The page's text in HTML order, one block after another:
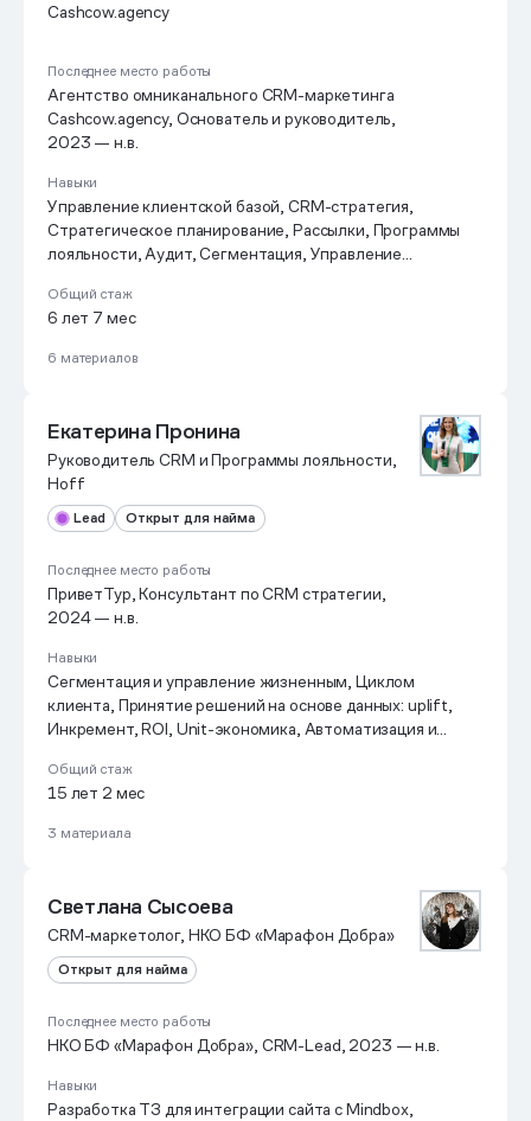
Cashcow.agency
Последнее место работы
Агентство омниканального CRM-маркетинга
Cashcow.agency, Основатель и руководитель,
2023 — н.в.
Общий стаж
6 лет 7 мес
Навыки
Управление клиентской базой, CRM-стратегия,
Стратегическое планирование, Рассылки, Программы
лояльности, Аудит, Сегментация, Управление
Персонализация
6 материалов
Екатерина Пронина
Руководитель CRM и Программы лояльности,
Hoff
Lead Открыт для найма
Последнее место работы
ПриветТур, Консультант по CRM стратегии,
2024 — н.в.
Общий стаж
15 лет 2 мес
Навыки
Сегментация и управление жизненным, Циклом
клиента, Принятие решений на основе данных: uplift,
Инкремент, ROI, Unit-экономика, Автоматизация и
Управление LTV и Retention Rate, А/В тесты, Гипотезы,
Умею определять ключевые точки роста для
выполнения цели и составлять оптимальный план их,
Реализации, Знание технологических аспектов и,
кросс-функциональное взаимодействие, Английский –
Upper Intermediate
3 материала
Светлана Сысоева
CRM-маркетолог, НКО БФ «Марафон Добра»
Открыт для найма
Последнее место работы
НКО БФ «Марафон Добра», CRM-Lead, 2023 — н.в.
Навыки
Разработка ТЗ для интеграции сайта с Mindbox,